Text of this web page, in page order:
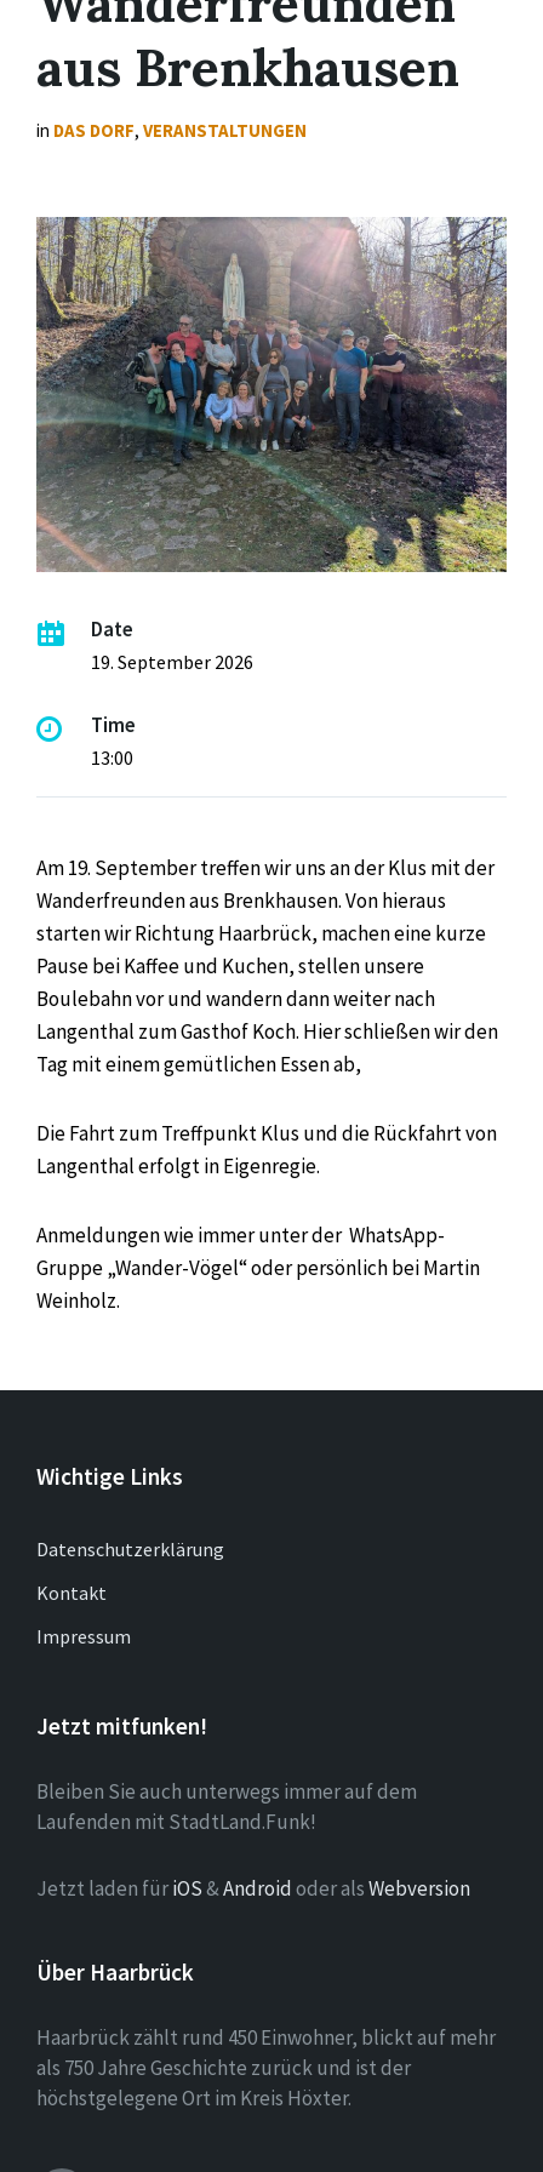
aus Brenkhausen
in DAS DORF, VERANSTALTUNGEN
Date
19. September 2026
Time
13:00
Am 19. September treffen wir uns an der Klus mit der
Wanderfreunden aus Brenkhausen. Von hieraus
starten wir Richtung Haarbrück, machen eine kurze
Pause bei Kaffee und Kuchen, stellen unsere
Boulebahn vor und wandern dann weiter nach
Langenthal zum Gasthof Koch. Hier schließen wir den
Tag mit einem gemütlichen Essen ab,
Die Fahrt zum Treffpunkt Klus und die Rückfahrt von
Langenthal erfolgt in Eigenregie.
Anmeldungen wie immer unter der WhatsApp-
Gruppe „Wander-Vögel“ oder persönlich bei Martin
Weinholz.
Wichtige Links
Datenschutzerklärung
Kontakt
Impressum
Jetzt mitfunken!
Bleiben Sie auch unterwegs immer auf dem
Laufenden mit StadtLand.Funk!
Jetzt laden füriOS&Androidoder alsWebversion
Über Haarbrück
Haarbrück zählt rund 450 Einwohner, blickt auf mehr
als 750 Jahre Geschichte zurück und ist der
höchstgelegene Ort im Kreis Höxter.